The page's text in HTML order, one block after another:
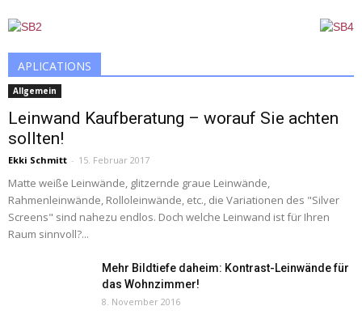
APLICATIONS
Allgemein
Leinwand Kaufberatung – worauf Sie achten
sollten!
Ekki Schmitt - 15. Februar 2017
Matte weiße Leinwände, glitzernde graue Leinwände,
Rahmenleinwände, Rolloleinwände, etc., die Variationen des "Silver
Screens" sind nahezu endlos. Doch welche Leinwand ist für Ihren
Raum sinnvoll?...
Mehr Bildtiefe daheim: Kontrast-Leinwände für
das Wohnzimmer!
8. November 2016